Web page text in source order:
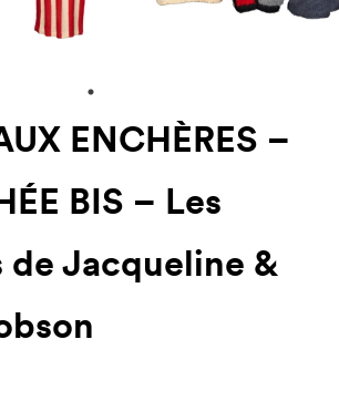
ENCHÈRES –
BIS – Les
de Jacqueline &